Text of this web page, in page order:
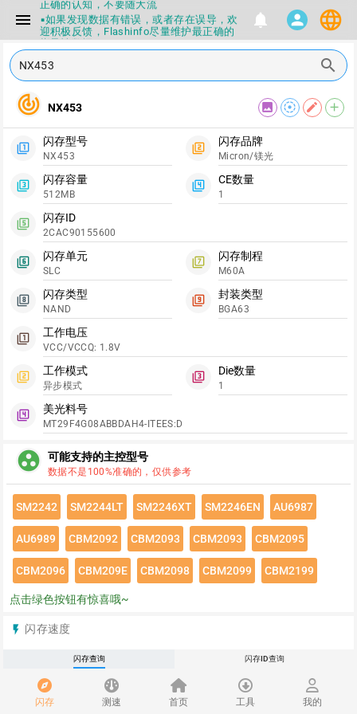
menu
正确的认知，不要随大流
▪如果发现数据有错误，或者存在误导，欢
迎积极反馈，Flashinfo尽量维护最正确的
指导性数据
签啦，使用更加丝滑，快点击下载吧
▪兄弟们没事不要乱下载量产工具，过分了
▪Flashinfo提供的所有数据仅供参考，DIY
数据都不要100%相信，包括量产工具都不
一定可信的，因为数据都可以改，一定要有
正确的认知，不要随大流
▪如果发现数据有错误，或者存在误导，欢
迎积极反馈，Flashinfo尽量维护最正确的
指导性数据
▪Flashinfo APP更新技术规格和量产工具标
签啦，使用更加丝滑，快点击下载吧
notifications person language
闪存 测速 首页 工具 我的
search
track_changes NX453 image filter_tilt_shift edit add
filter_1
闪存型号
NX453
filter_2
闪存品牌
Micron/镁光
filter_3
闪存容量
512MB
filter_4
CE数量
1
filter_5
闪存ID
2CAC90155600
filter_6
闪存单元
SLC
filter_7
闪存制程
M60A
filter_8
闪存类型
NAND
filter_9
封装类型
BGA63
filter_1
工作电压
VCC/VCCQ: 1.8V
filter_2
工作模式
异步模式
filter_3
Die数量
1
filter_4
美光料号
MT29F4G08ABBDAH4-ITEES:D
group_work 可能支持的主控型号
数据不是100%准确的，仅供参考
SM2242 SM2244LT SM2246XT SM2246EN AU6987
AU6989 CBM2092 CBM2093 CBM2093 CBM2095
CBM2096 CBM209E CBM2098 CBM2099 CBM2199
点击绿色按钮有惊喜哦~
flash_on 闪存速度
推荐
闪存查询 闪存ID查询